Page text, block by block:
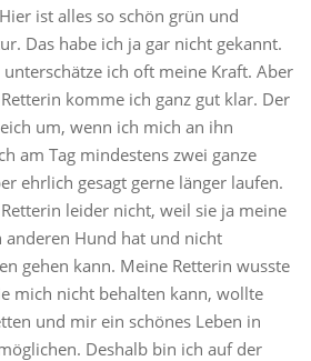
ist alles so schön grün und
Das habe ich ja gar nicht gekannt.
ich oft meine Kraft. Aber
komme ich ganz gut klar. Der
um, wenn ich mich an ihn
am Tag mindestens zwei ganze
ehrlich gesagt gerne länger laufen.
leider nicht, weil sie ja meine
anderen Hund hat und nicht
gehen kann. Meine Retterin wusste
mich nicht behalten kann, wollte
und mir ein schönes Leben in
Deshalb bin ich auf der